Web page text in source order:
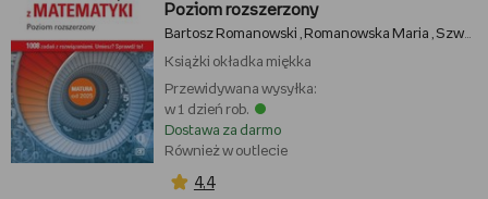
Poziom rozszerzony
Bartosz Romanowski Romanowska Maria Szwed Tomasz
Książki okładka miękka
Przewidywana wysyłka:
w 1 dzień rob.
Dostawa za darmo
Również w outlecie
4,4